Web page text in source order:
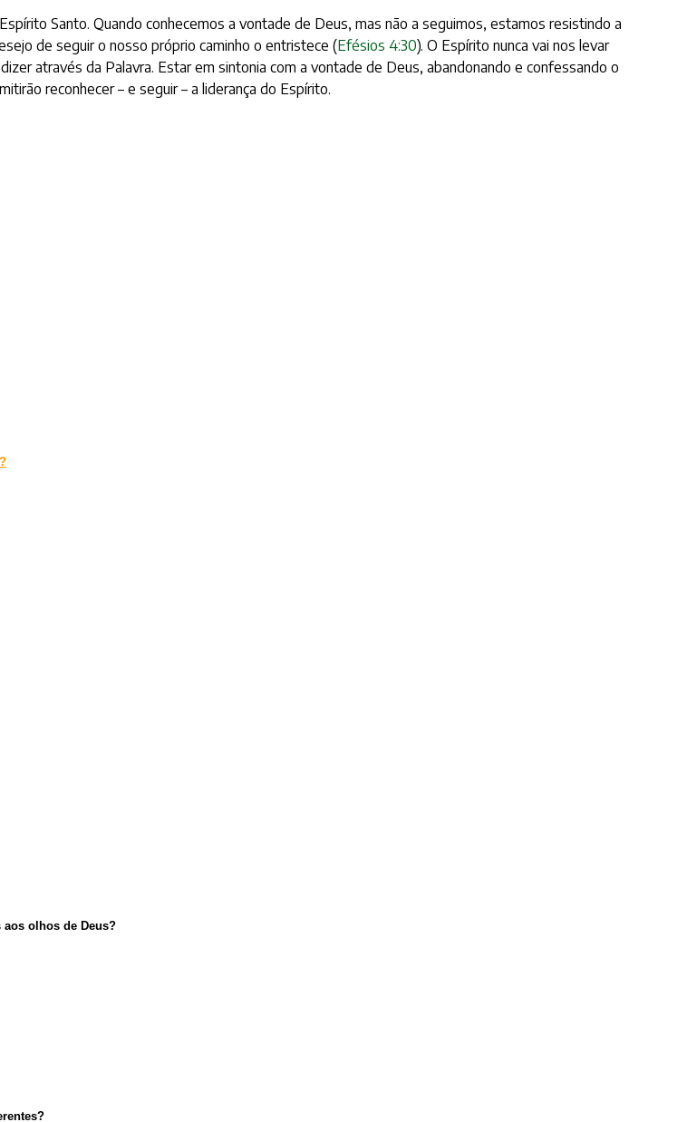
Santo. Quando conhecemos a vontade de Deus, mas não a seguimos, estamos resistindo a
de seguir o nosso próprio caminho o entristece (Efésios 4:30). O Espírito nunca vai nos levar
através da Palavra. Estar em sintonia com a vontade de Deus, abandonando e confessando o
reconhecer – e seguir – a liderança do Espírito.
aos olhos de Deus?